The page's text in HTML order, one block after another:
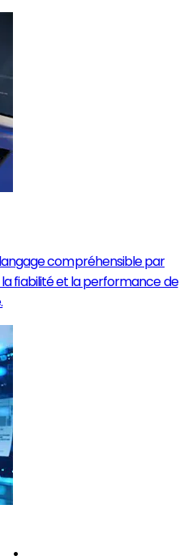
compréhensible par
fiabilité et la performance de